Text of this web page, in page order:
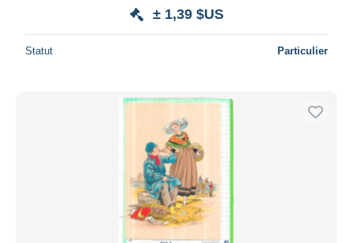
± 1,39 $US
Statut Particulier